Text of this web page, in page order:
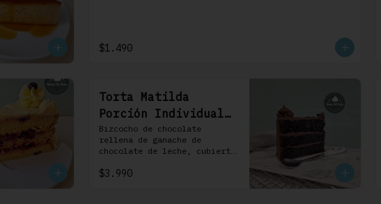
$1.490
Torta Matilda
Porción Individual
1 Uni
Bizcocho de chocolate
rellena de ganache de
chocolate de leche, cubierta
chocolate. 100% chocolate.
$3.990